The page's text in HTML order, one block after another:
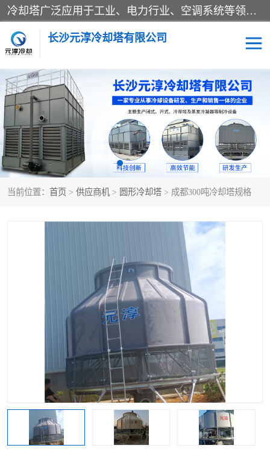
冷却塔广泛应用于工业、电力行业、空调系统等领域。在电力行业中，用于冷却发电机组的循环水；在工业生产中，如化工、冶金等行业，可降低生产过程中产生的热量；在空调系统中，为空调设备提供冷却水源
长沙元淳冷却塔有限公司
当前位置： 首页 > 供应商机 > 圆形冷却塔 > 成都300吨冷却塔规格
方形开式冷却塔 圆形冷却塔
闭式冷却塔 水箱
电控箱 水泵
板式换热器